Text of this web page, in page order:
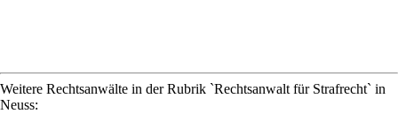
Weitere Rechtsanwälte in der Rubrik `Rechtsanwalt für Strafrecht` in
Neuss: